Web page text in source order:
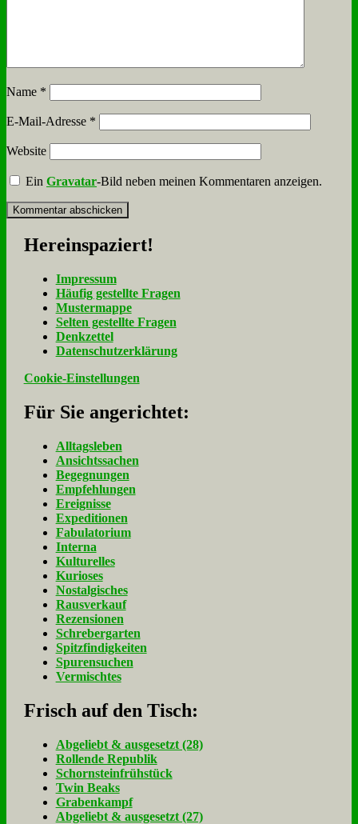
Name *
E-Mail-Adresse *
Website
EinGravatar-Bild neben meinen Kommentaren anzeigen.
Her­ein­spa­ziert!
Im­pres­sum
Häu­fig ge­stell­te Fra­gen
Mu­ster­map­pe
Sel­ten ge­stell­te Fra­gen
Denk­zet­tel
Da­ten­schutz­er­klä­rung
Cookie-Einstellungen
Für Sie an­ge­rich­tet:
Alltagsleben
Ansichtssachen
Begegnungen
Empfehlungen
Ereignisse
Expeditionen
Fabulatorium
Interna
Kulturelles
Kurioses
Nostalgisches
Rausverkauf
Rezensionen
Schrebergarten
Spitzfindigkeiten
Spurensuchen
Vermischtes
Frisch auf den Tisch:
Ab­ge­liebt & aus­ge­setzt (28)
Rol­len­de Re­pu­blik
Schorn­stein­früh­stück
Twin Beaks
Gra­ben­kampf
Ab­ge­liebt & aus­ge­setzt (27)